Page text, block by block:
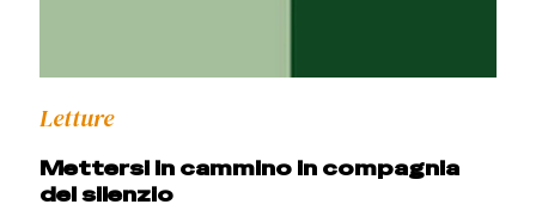
Letture
Mettersi in cammino in compagnia
del silenzio